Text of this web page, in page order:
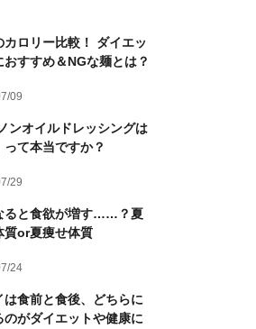
カロリー比較！ ダイエッ
おすすめ＆NGな麺とは？
09
ンオイルドレッシングは
って本当ですか？
29
ると食欲が増す……？夏
質or夏痩せ体質
24
は食前と食後、どちらに
のがダイエットや健康に